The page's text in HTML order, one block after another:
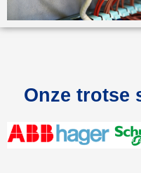
Onze trotse